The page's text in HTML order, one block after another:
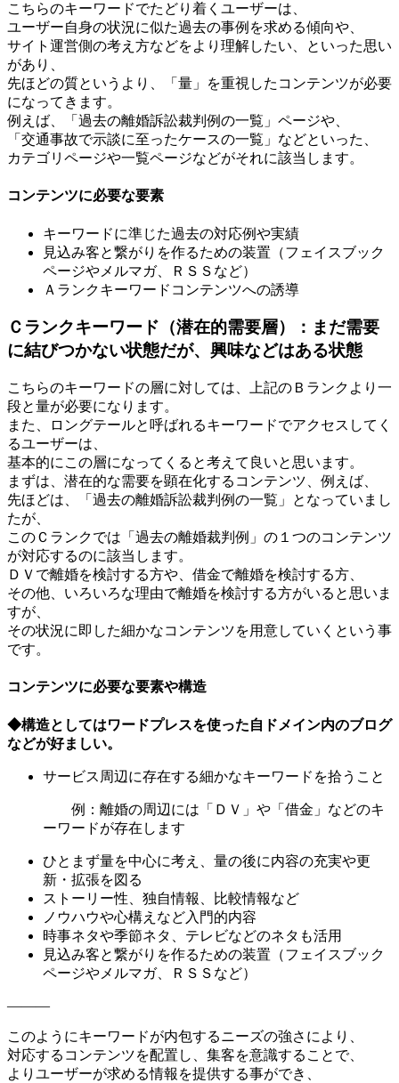
こちらのキーワードでたどり着くユーザーは、
ユーザー自身の状況に似た過去の事例を求める傾向や、
サイト運営側の考え方などをより理解したい、といった思い
があり、
先ほどの質というより、「量」を重視したコンテンツが必要
になってきます。
例えば、「過去の離婚訴訟裁判例の一覧」ページや、
「交通事故で示談に至ったケースの一覧」などといった、
カテゴリページや一覧ページなどがそれに該当します。
コンテンツに必要な要素
キーワードに準じた過去の対応例や実績
見込み客と繋がりを作るための装置（フェイスブック
ページやメルマガ、ＲＳＳなど）
Ａランクキーワードコンテンツへの誘導
Ｃランクキーワード（潜在的需要層）：まだ需要
に結びつかない状態だが、興味などはある状態
こちらのキーワードの層に対しては、上記のＢランクより一
段と量が必要になります。
また、ロングテールと呼ばれるキーワードでアクセスしてく
るユーザーは、
基本的にこの層になってくると考えて良いと思います。
まずは、潜在的な需要を顕在化するコンテンツ、例えば、
先ほどは、「過去の離婚訴訟裁判例の一覧」となっていまし
たが、
このＣランクでは「過去の離婚裁判例」の１つのコンテンツ
が対応するのに該当します。
ＤＶで離婚を検討する方や、借金で離婚を検討する方、
その他、いろいろな理由で離婚を検討する方がいると思いま
すが、
その状況に即した細かなコンテンツを用意していくという事
です。
コンテンツに必要な要素や構造
◆構造としてはワードプレスを使った自ドメイン内のブログ
などが好ましい。
サービス周辺に存在する細かなキーワードを拾うこと
例：離婚の周辺には「ＤＶ」や「借金」などのキ
ーワードが存在します
ひとまず量を中心に考え、量の後に内容の充実や更
新・拡張を図る
ストーリー性、独自情報、比較情報など
ノウハウや心構えなど入門的内容
時事ネタや季節ネタ、テレビなどのネタも活用
見込み客と繋がりを作るための装置（フェイスブック
ページやメルマガ、ＲＳＳなど）
———
このようにキーワードが内包するニーズの強さにより、
対応するコンテンツを配置し、集客を意識することで、
よりユーザーが求める情報を提供する事ができ、